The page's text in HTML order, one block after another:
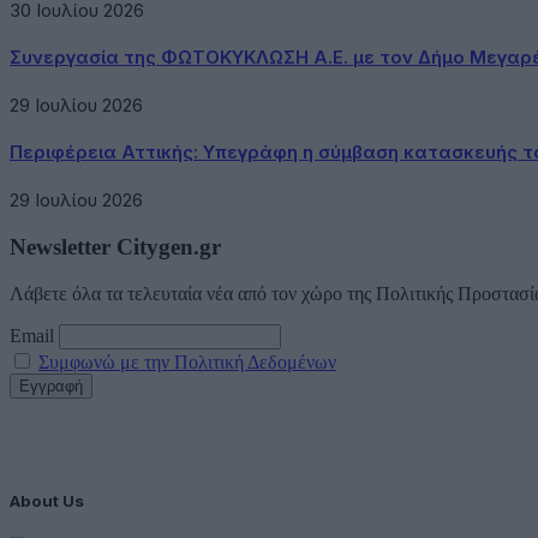
30 Ιουλίου 2026
Συνεργασία της ΦΩΤΟΚΥΚΛΩΣΗ Α.Ε. με τον Δήμο
29 Ιουλίου 2026
Περιφέρεια Αττικής: Υπεγράφη η σύμβαση κατασκευής
29 Ιουλίου 2026
Newsletter Citygen.gr
Λάβετε όλα τα τελευταία νέα από τον χώρο της Πολιτικής
Email
Συμφωνώ με την Πολιτική Δεδομένων
About Us